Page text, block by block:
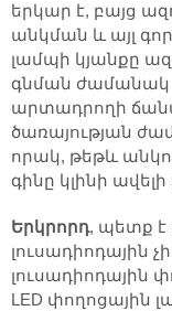
երկար է, բայց
անկման և այլ
լամպի կյանքը
գնման
արտադրողի
ծառայության
որակ, թեթև
գինը կլինի
Երկրորդ, պետք է
լուսադիոդային
լուսադիոդային
LED փողոցային